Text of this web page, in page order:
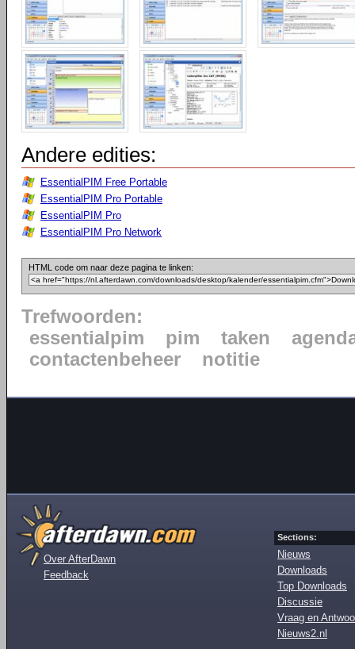
Andere edities:
EssentialPIM Free Portable
EssentialPIM Pro Portable
EssentialPIM Pro
EssentialPIM Pro Network
HTML code om naar deze pagina te linken:
Trefwoorden:
essentialpim
pim taken
contactenbeheer
notitie
Over AfterDawn
Feedback
Sections:
Nieuws
Downloads
Top Downloads
Discussie
Vraag en
Nieuws2.nl